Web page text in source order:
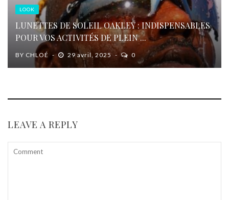
LOOK
LUNETTES DE SOLEIL OAKLEY : INDISPENSABLES
POUR VOS ACTIVITÉS DE PLEIN ...
BY CHLOÉ 29 avril, 2025 0
LEAVE A REPLY